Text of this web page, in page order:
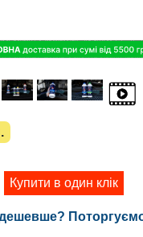
Купити в один клік